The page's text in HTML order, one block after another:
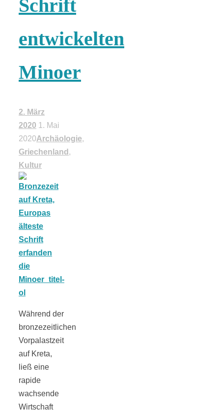
Schrift
entwickelten
Minoer
2. März
2020 1. Mai
2020Archäologie,
Griechenland ,
Kultur
Während der
bronzezeitlichen
Vorpalastzeit
auf Kreta,
ließ eine
rapide
wachsende
Wirtschaft